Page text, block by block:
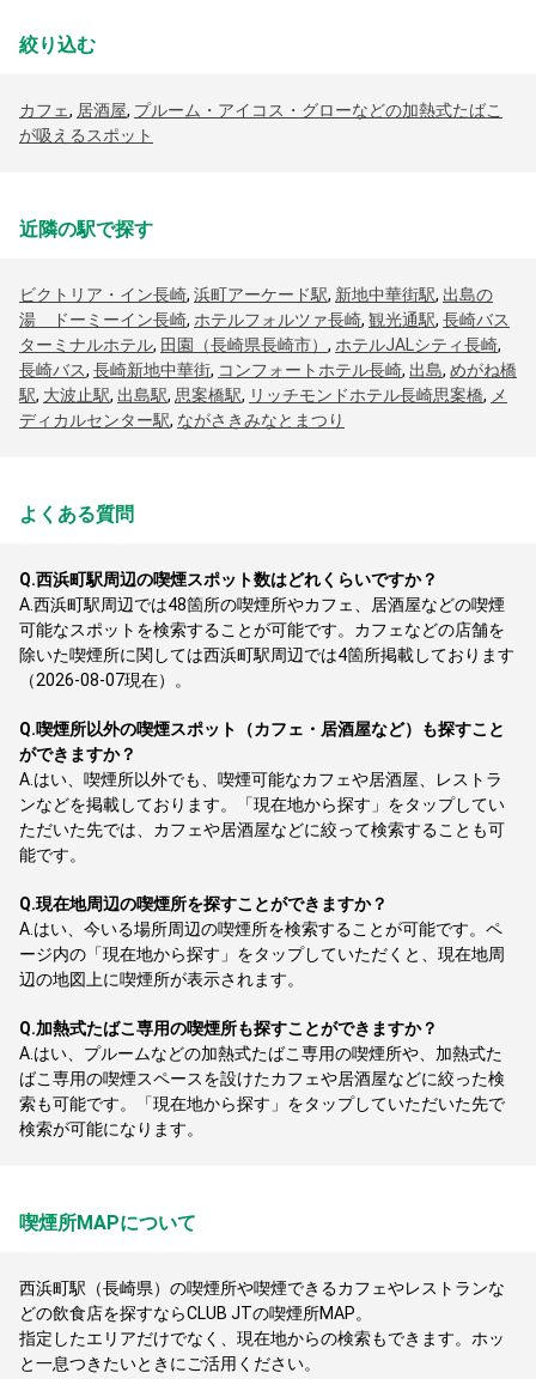
絞り込む
カフェ, 居酒屋, プルーム・アイコス・グローなどの加熱式たばこ
が吸えるスポット
近隣の駅で探す
ビクトリア・イン長崎, 浜町アーケード駅, 新地中華街駅, 出島の
湯 ドーミーイン長崎, ホテルフォルツァ長崎, 観光通駅, 長崎バス
ターミナルホテル, 田園（長崎県長崎市） , ホテルJALシティ長崎,
長崎バス, 長崎新地中華街, コンフォートホテル長崎, 出島, めがね橋
駅, 大波止駅, 出島駅, 思案橋駅, リッチモンドホテル長崎思案橋, メ
ディカルセンター駅, ながさきみなとまつり
よくある質問
Q.西浜町駅周辺の喫煙スポット数はどれくらいですか？
A.西浜町駅周辺では48箇所の喫煙所やカフェ、居酒屋などの喫煙
可能なスポットを検索することが可能です。カフェなどの店舗を
除いた喫煙所に関しては西浜町駅周辺では4箇所掲載しております
（2026-08-07現在）。
Q.喫煙所以外の喫煙スポット（カフェ・居酒屋など）も探すこと
ができますか？
A. はい、喫煙所以外でも、喫煙可能なカフェや居酒屋、レストラ
ンなどを掲載しております。「現在地から探す」をタップしてい
ただいた先では、カフェや居酒屋などに絞って検索することも可
能です。
Q.現在地周辺の喫煙所を探すことができますか？
A. はい、今いる場所周辺の喫煙所を検索することが可能です。ペ
ージ内の「現在地から探す」をタップしていただくと、現在地周
辺の地図上に喫煙所が表示されます。
Q.加熱式たばこ専用の喫煙所も探すことができますか？
A. はい、プルームなどの加熱式たばこ専用の喫煙所や、加熱式た
ばこ専用の喫煙スペースを設けたカフェや居酒屋などに絞った検
索も可能です。「現在地から探す」をタップしていただいた先で
検索が可能になります。
喫煙所MAPについて
西浜町駅（長崎県）の喫煙所や喫煙できるカフェやレストランな
どの飲食店を探すならCLUB JTの喫煙所MAP。
指定したエリアだけでなく、現在地からの検索もできます。ホッ
と一息つきたいときにご活用ください。